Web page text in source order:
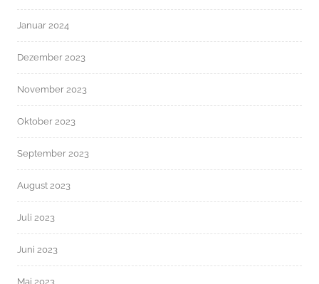
Januar 2024
Dezember 2023
November 2023
Oktober 2023
September 2023
August 2023
Juli 2023
Juni 2023
Mai 2023